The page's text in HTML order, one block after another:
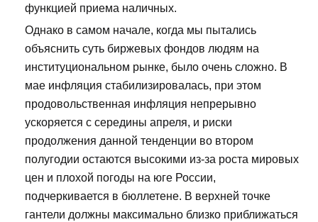
функцией приема наличных.
Однако в самом начале, когда мы пытались
объяснить суть биржевых фондов людям на
институциональном рынке, было очень сложно. В
мае инфляция стабилизировалась, при этом
продовольственная инфляция непрерывно
ускоряется с середины апреля, и риски
продолжения данной тенденции во втором
полугодии остаются высокими из-за роста мировых
цен и плохой погоды на юге России,
подчеркивается в бюллетене. В верхней точке
гантели должны максимально близко приближаться